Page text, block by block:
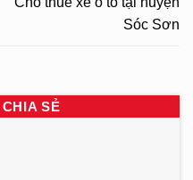
Sóc Sơn
SẺ